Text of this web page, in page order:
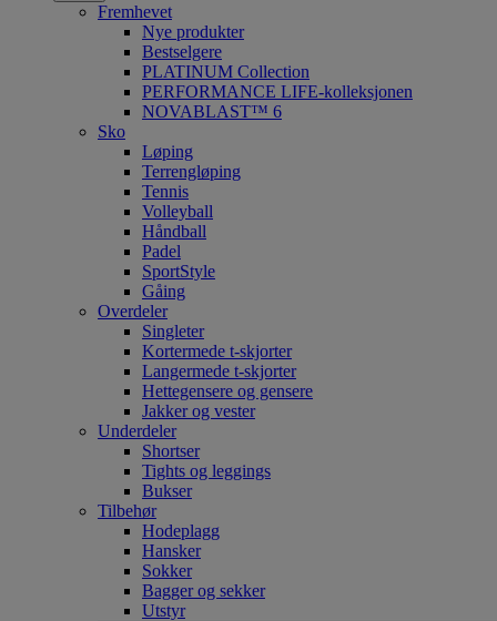
Fremhevet
Nye produkter
Bestselgere
PLATINUM Collection
PERFORMANCE LIFE-kolleksjonen
NOVABLAST™ 6
Sko
Løping
Terrengløping
Tennis
Volleyball
Håndball
Padel
SportStyle
Gåing
Overdeler
Singleter
Kortermede t-skjorter
Langermede t-skjorter
Hettegensere og gensere
Jakker og vester
Underdeler
Shortser
Tights og leggings
Bukser
Tilbehør
Hodeplagg
Hansker
Sokker
Bagger og sekker
Utstyr